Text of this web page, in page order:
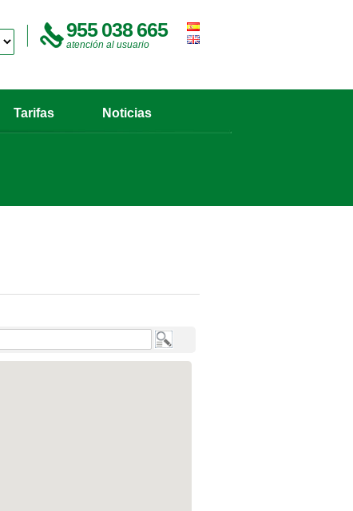
955 038 665
atención al usuario
Tarifas Noticias